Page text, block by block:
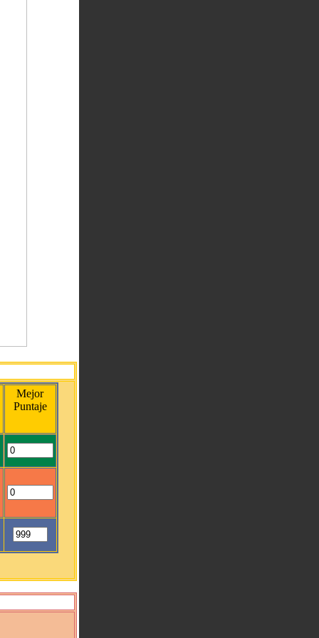
Mejor
Puntaje